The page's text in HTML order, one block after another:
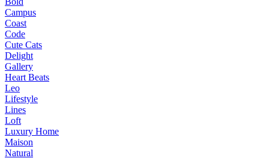
Campus
Coast
Code
Cute Cats
Delight
Gallery
Heart Beats
Leo
Lifestyle
Lines
Loft
Luxury Home
Maison
Natural